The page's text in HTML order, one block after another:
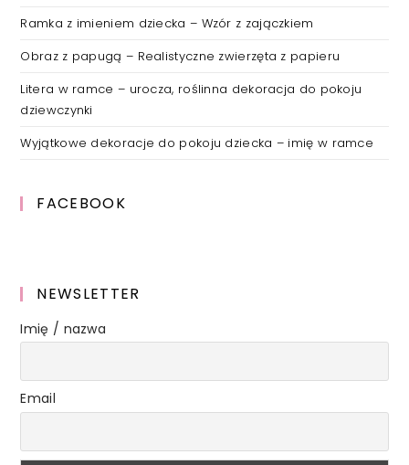
Ramka z imieniem dziecka – Wzór z zajączkiem
Obraz z papugą – Realistyczne zwierzęta z papieru
Litera w ramce – urocza, roślinna dekoracja do pokoju
dziewczynki
Wyjątkowe dekoracje do pokoju dziecka – imię w ramce
FACEBOOK
NEWSLETTER
Imię / nazwa
Email